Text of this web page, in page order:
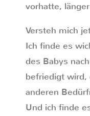
vorhatte,
Versteh mich
Ich finde es
des Babys
befriedigt wird,
anderen
Und ich finde